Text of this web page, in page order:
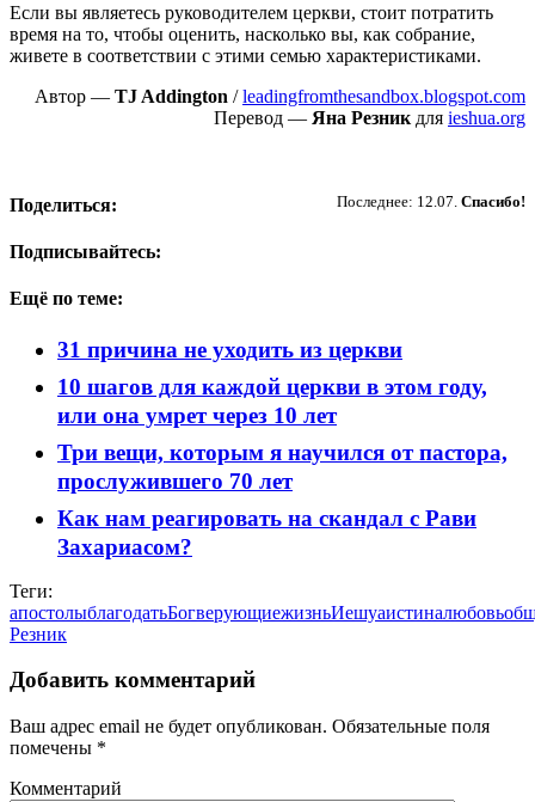
Если вы являетесь руководителем церкви, стоит потратить
время на то, чтобы оценить, насколько вы, как собрание,
живете в соответствии с этими семью характеристиками.
Автор — TJ Addington /leadingfromthesandbox.blogspot.com
Перевод — Яна Резник для ieshua.org
Последнее: 12.07. Спасибо!
Поделиться:
Подписывайтесь:
Ещё по теме:
31 причина не уходить из церкви
10 шагов для каждой церкви в этом году,
или она умрет через 10 лет
Три вещи, которым я научился от пастора,
прослужившего 70 лет
Как нам реагировать на скандал с Рави
Захариасом?
Теги:
апостолыблагодатьБогверующиежизньИешуаистиналюбовь
Резник
Добавить комментарий
Ваш адрес email не будет опубликован. Обязательные поля
помечены *
Комментарий